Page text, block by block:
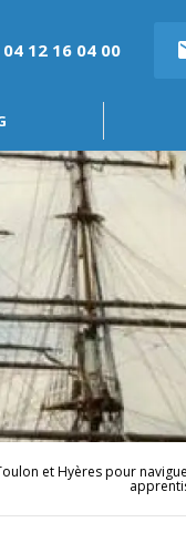
04 12 16 04 00
et Hyères pour